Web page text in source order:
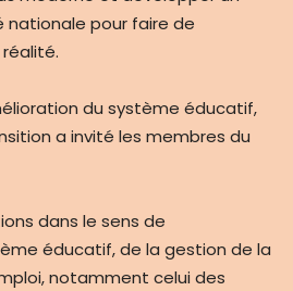
pour faire de
réalité.
du système éducatif,
a invité les membres du
dans le sens de
éducatif, de la gestion de la
notamment celui des